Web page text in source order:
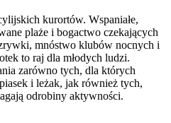
kurortów. Wspaniałe,
plaże i bogactwo czekających
mnóstwo klubów nocnych i
to raj dla młodych ludzi.
zarówno tych, dla których
i leżak, jak również tych,
odrobiny aktywności.